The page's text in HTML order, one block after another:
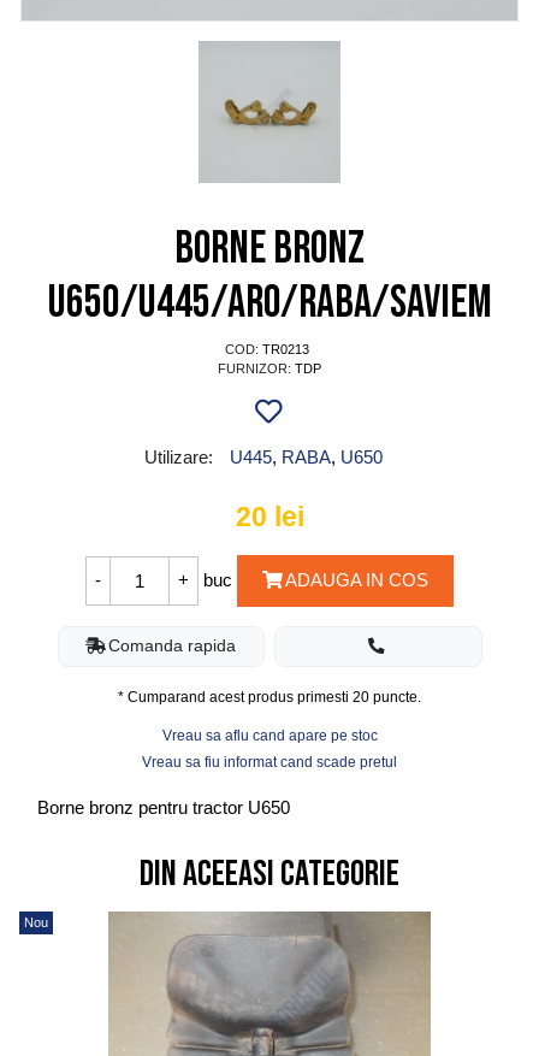
Borne bronz
U650/U445/ARO/RABA/SAVIEM
COD: TR0213
FURNIZOR: TDP
Utilizare: U445, RABA, U650
20 lei
buc ADAUGA IN COS
Comanda rapida
* Cumparand acest produs primesti 20 puncte.
Vreau sa aflu cand apare pe stoc
Vreau sa fiu informat cand scade pretul
Borne bronz pentru tractor U650
Din aceeasi categorie
Nou